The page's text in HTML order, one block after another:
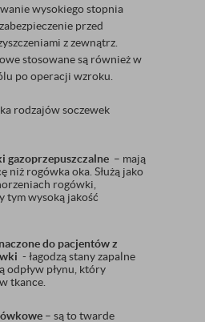
wysokiego stopnia
przed
z zewnątrz.
stosowane są również w
po operacji wzroku.
rodzajów soczewek
gazoprzepuszczalne – mają
niż rogówka oka. Służą jako
rogówki,
tym wysoką jakość
do pacjentów z
- łagodzą stany zapalne
odpływ płynu, który
tkance.
– są to twarde